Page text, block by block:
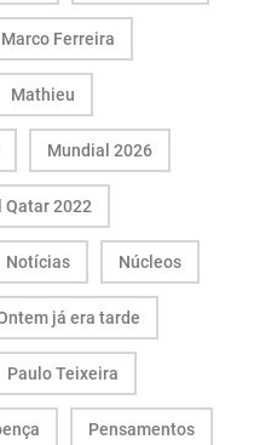
Marco Ferreira
Mathieu
Mundial 2026
Qatar 2022
Notícias Núcleos
já era tarde
Paulo Teixeira
Pensamentos